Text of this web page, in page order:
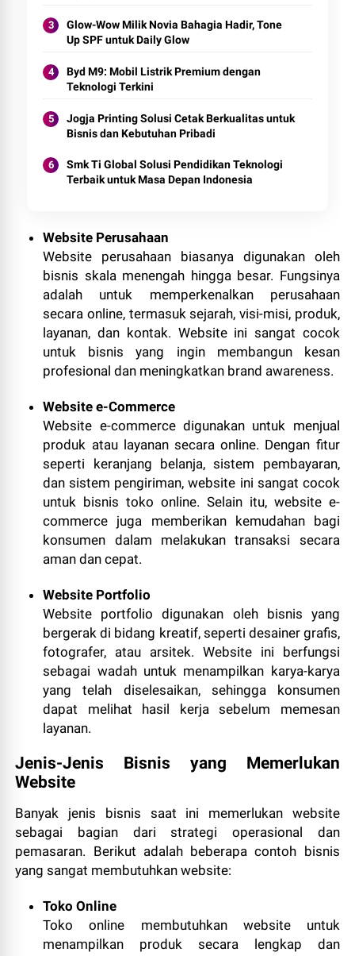
Glow-Wow Milik Novia Bahagia Hadir, Tone
Up SPF untuk Daily Glow
Byd M9: Mobil Listrik Premium dengan
Teknologi Terkini
Jogja Printing Solusi Cetak Berkualitas untuk
Bisnis dan Kebutuhan Pribadi
Smk Ti Global Solusi Pendidikan Teknologi
Terbaik untuk Masa Depan Indonesia
Website Perusahaan
Website perusahaan biasanya digunakan oleh
bisnis skala menengah hingga besar. Fungsinya
adalah untuk memperkenalkan perusahaan
secara online, termasuk sejarah, visi-misi, produk,
layanan, dan kontak. Website ini sangat cocok
untuk bisnis yang ingin membangun kesan
profesional dan meningkatkan brand awareness.
Website e-Commerce
Website e-commerce digunakan untuk menjual
produk atau layanan secara online. Dengan fitur
seperti keranjang belanja, sistem pembayaran,
dan sistem pengiriman, website ini sangat cocok
untuk bisnis toko online. Selain itu, website e-
commerce juga memberikan kemudahan bagi
konsumen dalam melakukan transaksi secara
aman dan cepat.
Website Portfolio
Website portfolio digunakan oleh bisnis yang
bergerak di bidang kreatif, seperti desainer grafis,
fotografer, atau arsitek. Website ini berfungsi
sebagai wadah untuk menampilkan karya-karya
yang telah diselesaikan, sehingga konsumen
dapat melihat hasil kerja sebelum memesan
layanan.
Jenis-Jenis Bisnis yang Memerlukan
Website
Banyak jenis bisnis saat ini memerlukan website
sebagai bagian dari strategi operasional dan
pemasaran. Berikut adalah beberapa contoh bisnis
yang sangat membutuhkan website:
Toko Online
Toko online membutuhkan website untuk
menampilkan produk secara lengkap dan